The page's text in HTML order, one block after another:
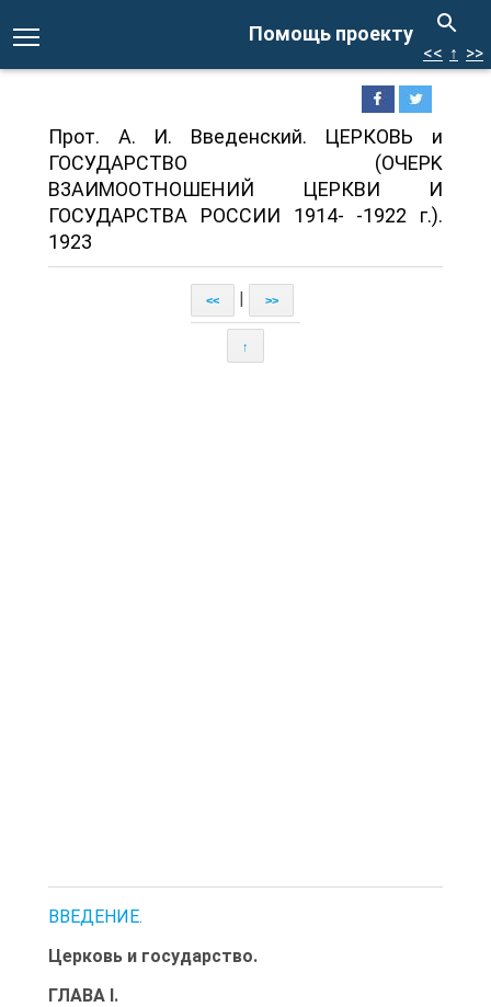
Помощь проекту
<< ↑ >>
Прот. А. И. Введенский. ЦЕРКОВЬ и
ГОСУДАРСТВО (ОЧEPK
B3AИMOOTHOШEHИЙ ЦЕРКВИ И
ГОСУДАРСТВА РОССИИ 1914- -1922 г.).
1923
<< >>
↑
ВВЕДЕНИЕ.
Церковь и государство.
ГЛАВА I.